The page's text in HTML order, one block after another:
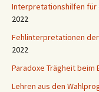
Interpretationshilfen für
2022
Fehlinterpretationen
2022
Paradoxe Trägheit beim
Lehren aus den